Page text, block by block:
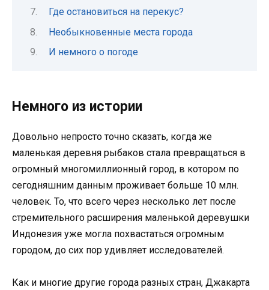
Где остановиться на перекус?
Необыкновенные места города
И немного о погоде
Немного из истории
Довольно непросто точно сказать, когда же
маленькая деревня рыбаков стала превращаться в
огромный многомиллионный город, в котором по
сегодняшним данным проживает больше 10 млн.
человек. То, что всего через несколько лет после
стремительного расширения маленькой деревушки
Индонезия уже могла похвастаться огромным
городом, до сих пор удивляет исследователей.
Как и многие другие города разных стран, Джакарта